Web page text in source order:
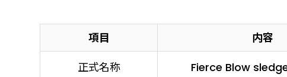
項目
内容
正式名称
Fierce Blow